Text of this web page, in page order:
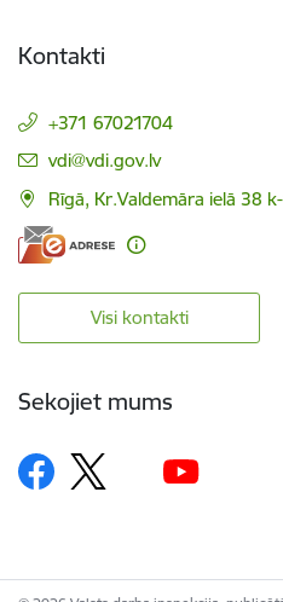
Kontakti
+371 67021704
E-pasts:
vdi@vdi.gov.lv
Rīgā, Kr.Valdemāra ielā 38
Visi kontakti
Sekojiet mums